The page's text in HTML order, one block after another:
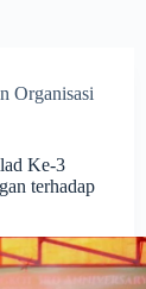
Organisasi
Ke-3
terhadap